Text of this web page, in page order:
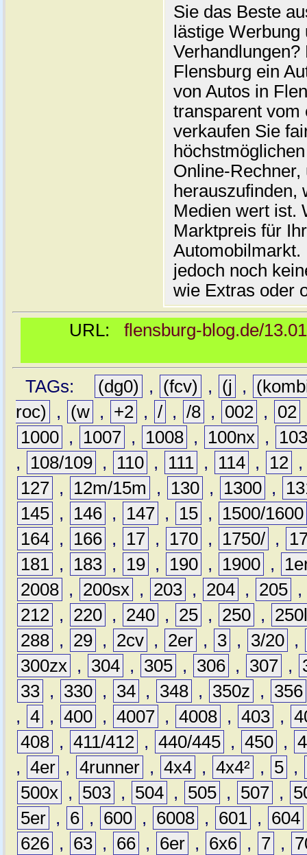
Sie das Beste
lästige
Flensburg ein
von Autos in
transparent vom
verkaufen Sie
Online-
herauszufinden,
Medien wert ist.
Marktpreis für
jedoch noch
wie Extras oder
URL: flensburg-blog.de/
TAGs: (dg0) , (fcv) , (j ,
roc)
, (w , +2 , / , /8 , 002 , 02
1000 , 1007 , 1008 , 100nx ,
,
108/109 , 110 , 111 , 114 , 12
127 , 12m/15m , 130 , 1300 ,
145 , 146 , 147 , 15 ,
1500/1600
164 , 166 , 17 , 170 , 1750/ ,
181 , 183 , 19 , 190 , 1900 ,
2008 , 200sx , 203 , 204 , 205 ,
212 , 220 , 240 , 25 , 250 ,
288 , 29 , 2cv , 2er , 3 , 3/20 ,
300zx , 304 , 305 , 306 , 307 ,
33 , 330 , 34 , 348 , 350z ,
356
, 4 , 400 , 4007 , 4008 , 403 ,
408 , 411/412 , 440/445 , 450 ,
, 4er , 4runner , 4x4 , 4x4² , 5 ,
500x , 503 , 504 , 505 , 507 ,
5er , 6 , 600 , 6008 , 601 , 604
626 , 63 , 66 , 6er , 6x6 , 7 ,